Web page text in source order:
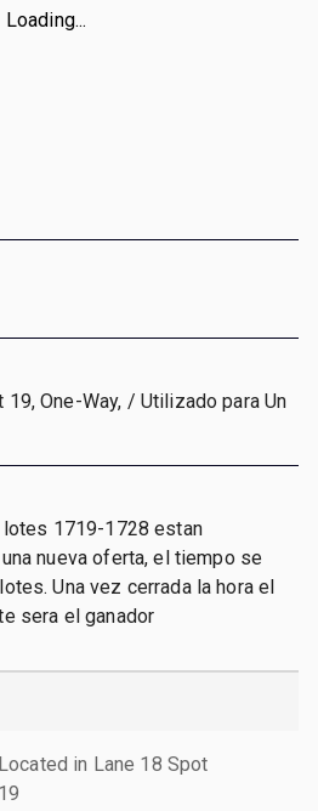
Loading...
One-Way, / Utilizado para Un
1719-1728 estan
nueva oferta, el tiempo se
Una vez cerrada la hora el
sera el ganador
Located in Lane 18 Spot
19